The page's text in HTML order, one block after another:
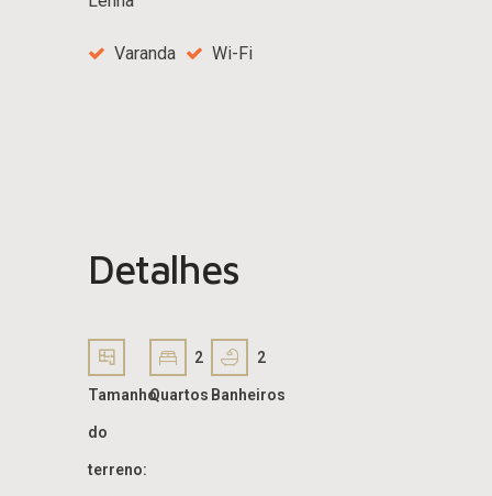
Varanda Wi-Fi
Detalhes
Tamanho
do
terreno:
2
Quartos
2
Banheiros